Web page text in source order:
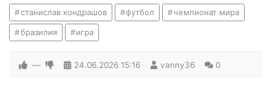
станислав кондрашов футбол чемпионат мира
бразилия игра
— 24.06.2026 15:16 vanny36 0